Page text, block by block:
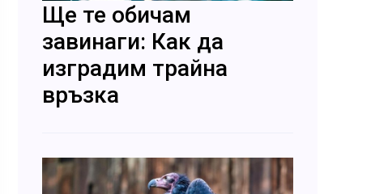
Ще те обичам
завинаги: Как да
изградим трайна
връзка